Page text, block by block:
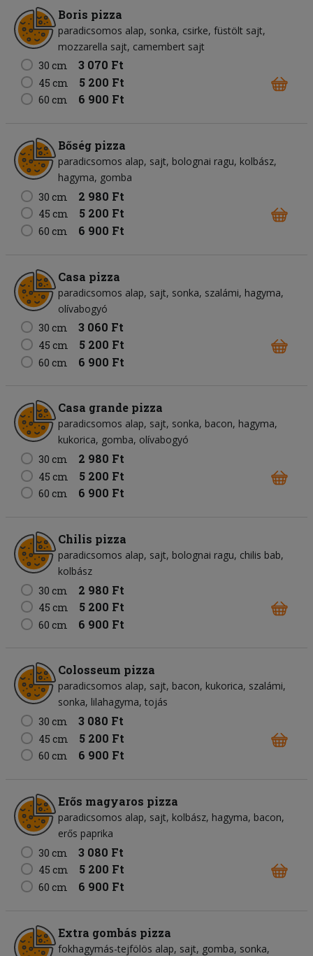
Boris pizza
paradicsomos alap sonka csirke füstölt sajt
mozzarella sajt camembert sajt
30 cm
3 070 Ft
45 cm 5 200 Ft
60 cm 6 900 Ft
Bőség pizza
paradicsomos alap sajt bolognai ragu kolbász
hagyma gomba
30 cm
2 980 Ft
45 cm 5 200 Ft
60 cm 6 900 Ft
Casa pizza
paradicsomos alap sajt sonka szalámi hagyma
olívabogyó
30 cm
3 060 Ft
45 cm 5 200 Ft
60 cm 6 900 Ft
Casa grande pizza
paradicsomos alap sajt sonka bacon hagyma
kukorica gomba olívabogyó
30 cm
2 980 Ft
45 cm 5 200 Ft
60 cm 6 900 Ft
Chilis pizza
paradicsomos alap sajt bolognai ragu chilis bab
kolbász
30 cm
2 980 Ft
45 cm 5 200 Ft
60 cm 6 900 Ft
Colosseum pizza
paradicsomos alap sajt bacon kukorica szalámi
sonka lilahagyma tojás
30 cm
3 080 Ft
45 cm 5 200 Ft
60 cm 6 900 Ft
Erős magyaros pizza
paradicsomos alap sajt kolbász hagyma bacon
erős paprika
30 cm
3 080 Ft
45 cm 5 200 Ft
60 cm 6 900 Ft
Extra gombás pizza
fokhagymás-tejfölös alap sajt gomba sonka